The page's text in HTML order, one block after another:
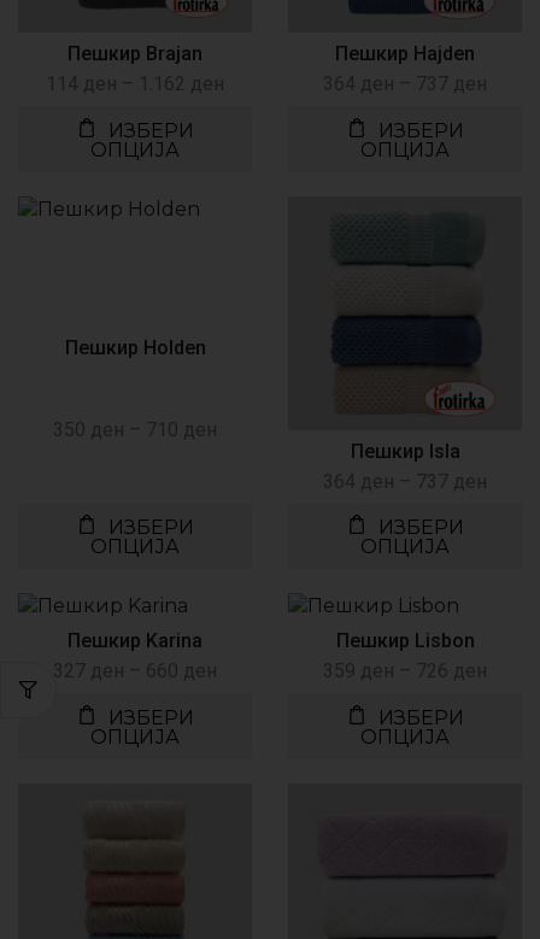
Пешкир Brajan
114 ден – 1.162 ден
ИЗБЕРИ
ОПЦИЈА
Пешкир Hajden
364 ден – 737 ден
ИЗБЕРИ
ОПЦИЈА
Пешкир Holden
350 ден – 710 ден
ИЗБЕРИ
ОПЦИЈА
Пешкир Isla
364 ден – 737 ден
ИЗБЕРИ
ОПЦИЈА
Пешкир Karina
327 ден – 660 ден
ИЗБЕРИ
ОПЦИЈА
Пешкир Lisbon
359 ден – 726 ден
ИЗБЕРИ
ОПЦИЈА